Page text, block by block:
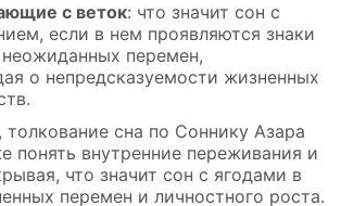
с веток: что значит сон с
если в нем проявляются знаки
перемен,
о непредсказуемости жизненных
сна по Соннику Азара
понять внутренние переживания и
что значит сон с ягодами в
перемен и личностного роста.